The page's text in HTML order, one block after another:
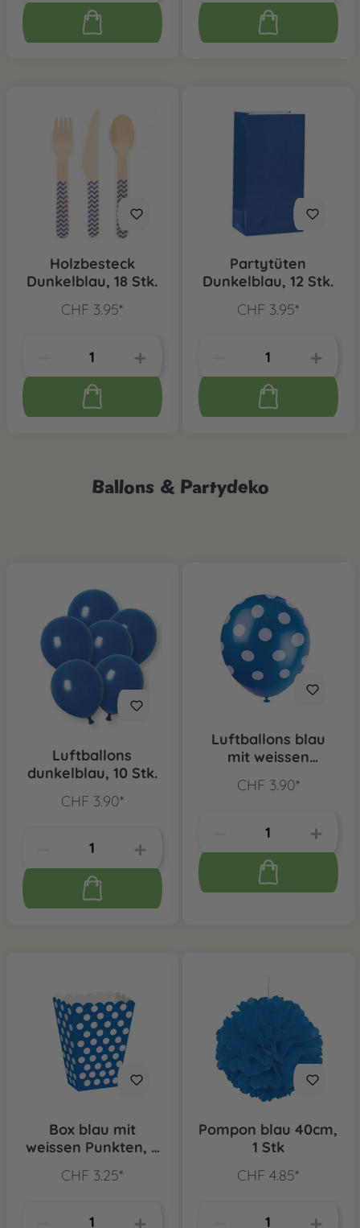
Holzbesteck
Dunkelblau, 18 Stk.
CHF 3.95*
Partytüten
Dunkelblau, 12 Stk.
CHF 3.95*
Ballons & Partydeko
Luftballons
dunkelblau, 10 Stk.
CHF 3.90*
Luftballons blau
mit weissen
CHF 3.90*
Box blau mit
weissen Punkten, 8
CHF 3.25*
Pompon blau 40cm,
1 Stk
CHF 4.85*